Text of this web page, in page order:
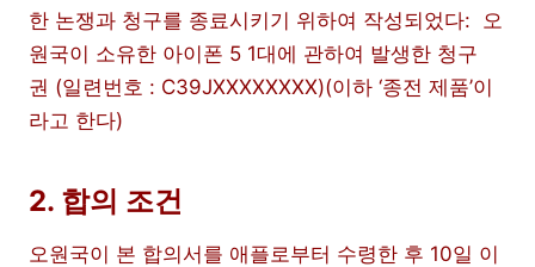
한 논쟁과 청구를 종료시키기 위하여 작성되었다: 오
원국이 소유한 아이폰 5 1대에 관하여 발생한 청구
권 (일련번호 : C39JXXXXXXXX)(이하 ‘종전 제품’이
라고 한다)
2. 합의 조건
오원국이 본 합의서를 애플로부터 수령한 후 10일 이